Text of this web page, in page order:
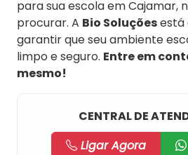
para sua escola em Cajamar,
procurar. A Bio Soluçõesestá
garantir que seu ambiente
limpo e seguro. Entre em
mesmo!
CENTRAL DE
Ligar Agora